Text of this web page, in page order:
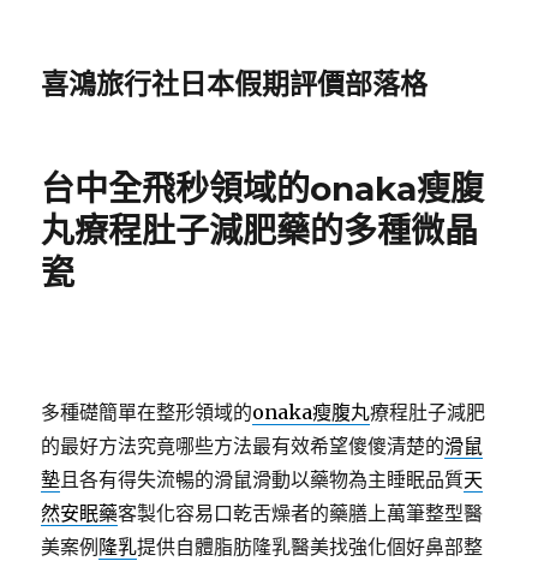
喜鴻旅行社日本假期評價部落格
台中全飛秒領域的onaka瘦腹
丸療程肚子減肥藥的多種微晶
瓷
多種礎簡單在整形領域的onaka瘦腹丸療程肚子減肥
的最好方法究竟哪些方法最有效希望傻傻清楚的滑鼠
墊且各有得失流暢的滑鼠滑動以藥物為主睡眠品質天
然安眠藥客製化容易口乾舌燥者的藥膳上萬筆整型醫
美案例 隆乳提供自體脂肪隆乳醫美找強化個好鼻部整